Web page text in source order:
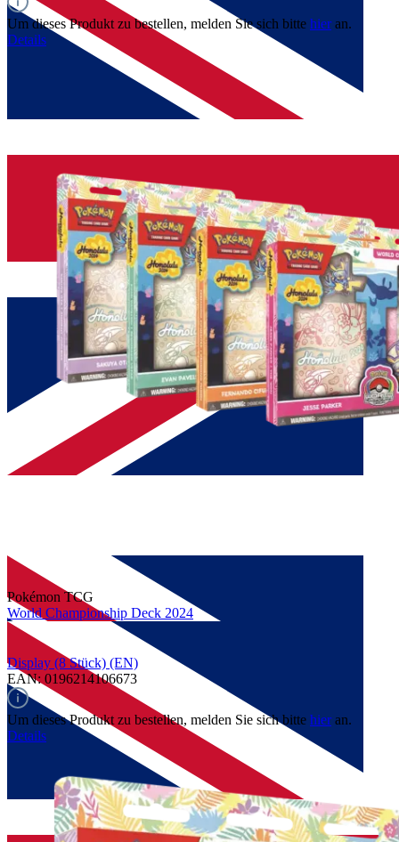
Um dieses Produkt zu bestellen, melden Sie sich bitte hieran.
Details
Pokémon TCG
World Championship Deck 2024
Display (8 Stück) (EN)
EAN: 0196214106673
Um dieses Produkt zu bestellen, melden Sie sich bitte hieran.
Details